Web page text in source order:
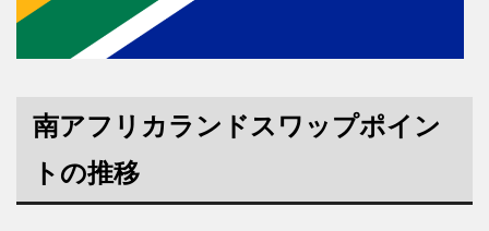
南アフリカランドスワップポイン
トの推移